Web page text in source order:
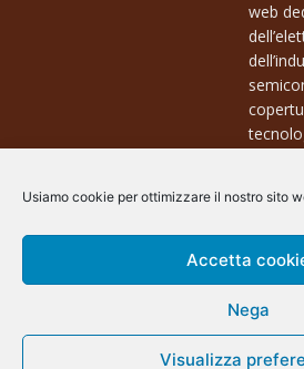
Usiamo cookie per ottimizzare il nostro sito
Accetta
Nega
Visualizza
web
@ArsCommunication 2023